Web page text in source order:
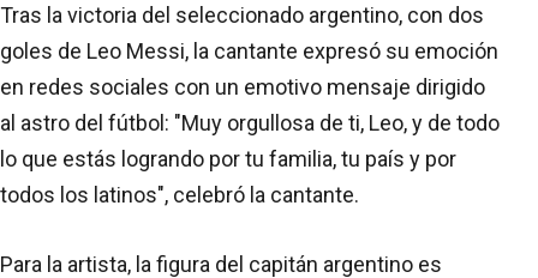
Tras la victoria del seleccionado argentino, con dos
goles de Leo Messi, la cantante expresó su emoción
en redes sociales con un emotivo mensaje dirigido
al astro del fútbol: "Muy orgullosa de ti, Leo, y de todo
lo que estás logrando por tu familia, tu país y por
todos los latinos", celebró la cantante.
Para la artista, la figura del capitán argentino es